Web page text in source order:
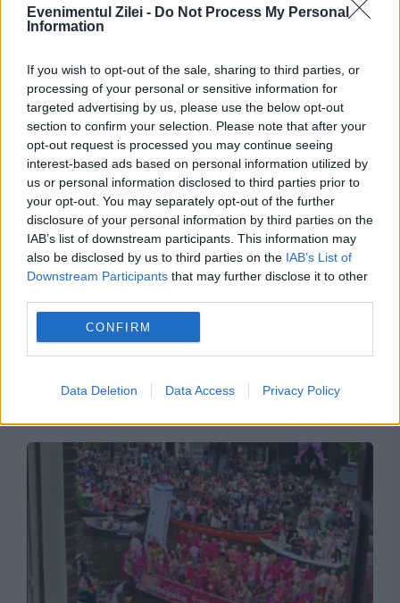
Evenimentul Zilei - Do Not Process My Personal
Information
If you wish to opt-out of the sale, sharing to third parties, or
processing of your personal or sensitive information for
targeted advertising by us, please use the below opt-out
section to confirm your selection. Please note that after your
opt-out request is processed you may continue seeing
interest-based ads based on personal information utilized by
us or personal information disclosed to third parties prior to
your opt-out. You may separately opt-out of the further
disclosure of your personal information by third parties on the
IAB’s list of downstream participants. This information may
also be disclosed by us to third parties on the IAB’s List of
Downstream Participants that may further disclose it to other
CONFIRM
Data Deletion Data Access Privacy Policy
INTERNATIONAL
generalul Alexander Chaiko. Cine este
INTERNATIONAL
Tragedie în Moscova. Cel puțin trei persoane
violent